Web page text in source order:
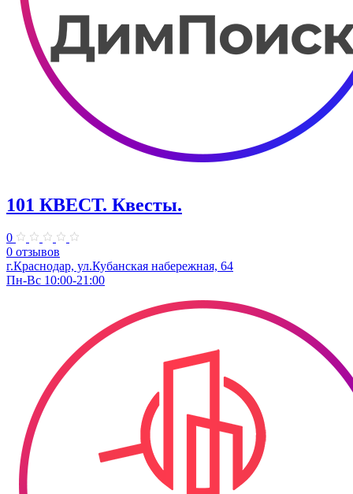
101 КВЕСТ. Квесты.
0
0 отзывов
г.Краснодар, ул.Кубанская набережная, 64
Пн-Вс 10:00-21:00